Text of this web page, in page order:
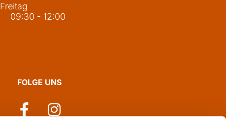
Freitag
09:30 - 12:00
FOLGE UNS